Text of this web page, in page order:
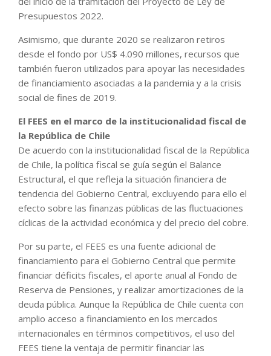
Presupuestos 2022.
Asimismo, que durante 2020 se realizaron retiros
desde el fondo por US$ 4.090 millones, recursos que
también fueron utilizados para apoyar las necesidades
de financiamiento asociadas a la pandemia y a la crisis
social de fines de 2019.
El FEES en el marco de la institucionalidad fiscal de
la República de Chile
De acuerdo con la institucionalidad fiscal de la República
de Chile, la política fiscal se guía según el Balance
Estructural, el que refleja la situación financiera de
tendencia del Gobierno Central, excluyendo para ello el
efecto sobre las finanzas públicas de las fluctuaciones
cíclicas de la actividad económica y del precio del cobre.
Por su parte, el FEES es una fuente adicional de
financiamiento para el Gobierno Central que permite
financiar déficits fiscales, el aporte anual al Fondo de
Reserva de Pensiones, y realizar amortizaciones de la
deuda pública. Aunque la República de Chile cuenta con
amplio acceso a financiamiento en los mercados
internacionales en términos competitivos, el uso del
FEES tiene la ventaja de permitir financiar las